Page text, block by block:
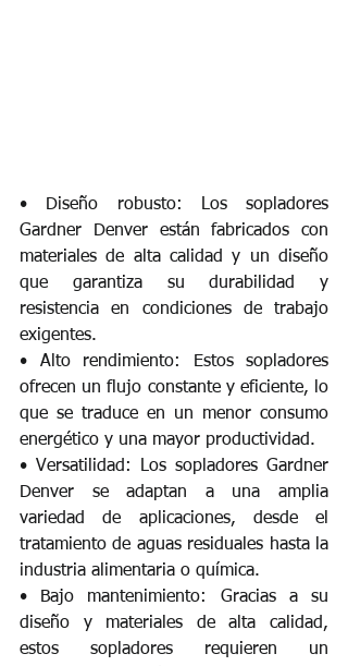
• Diseño robusto: Los sopladores
Gardner Denver están fabricados con
materiales de alta calidad y un diseño
que garantiza su durabilidad y
resistencia en condiciones de trabajo
exigentes.
• Alto rendimiento: Estos sopladores
ofrecen un flujo constante y eficiente, lo
que se traduce en un menor consumo
energético y una mayor productividad.
• Versatilidad: Los sopladores Gardner
Denver se adaptan a una amplia
variedad de aplicaciones, desde el
tratamiento de aguas residuales hasta la
industria alimentaria o química.
• Bajo mantenimiento: Gracias a su
diseño y materiales de alta calidad,
estos sopladores requieren un